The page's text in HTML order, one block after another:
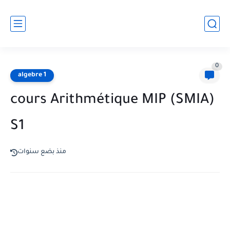
algebre 1
0
cours Arithmétique MIP (SMIA)
S1
منذ بضع سنوات